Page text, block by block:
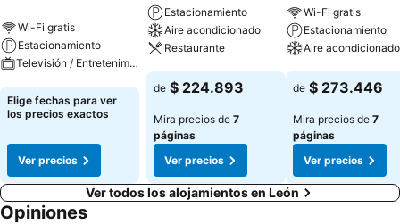
Wi-Fi gratis
Estacionamiento
Televisión / Entretenimiento
Ver precios
Elige fechas para ver
los precios exactos
Ver precios
Estacionamiento
Aire acondicionado
Restaurante
Ver precios
de $ 224.893
Mira precios de 7
páginas
Ver precios
Wi-Fi gratis
Estacionamiento
Aire acondicionado
Ver precios
de $ 273.446
Mira precios de 7
páginas
Ver precios
Ver todos los alojamientos en León
Opiniones